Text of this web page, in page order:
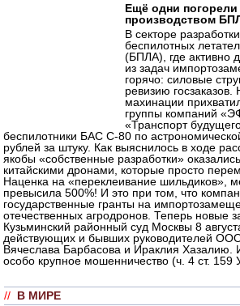
Ещё одни
производством
В секторе
беспилотных
(БПЛА), где активно
из задач
горячо: силовые
ревизию госзаказов.
махинации
группы компаний
«Транспорт
беспилотники БАС С-80 по
рублей за штуку. Как выяснилось в ходе
якобы «собственные разработки»
китайскими дронами, которые просто
Наценка на «переклеивание шильдиков»,
превысила 500%! И это при том, что
государственные гранты на
отечественных агродронов. Теперь новые
Кузьминский районный суд Москвы 8
действующих и бывших руководителей
Вячеслава Барбасова и Ираклия Хазалию.
особо крупное мошенничество (ч. 4 ст. 159
// В МИРЕ